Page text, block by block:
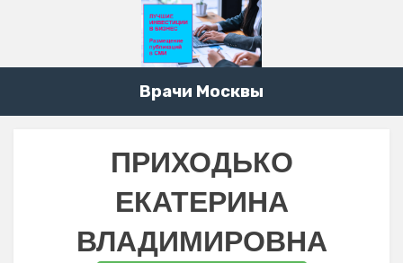
Врачи Москвы
ПРИХОДЬКО
ЕКАТЕРИНА
ВЛАДИМИРОВНА